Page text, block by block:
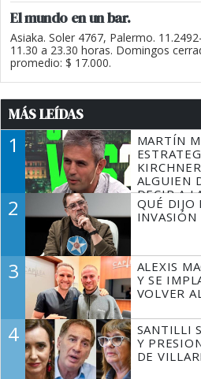
El mundo en un bar.
Asiaka. Soler 4767, Palermo.
11.30 a 23.30 horas. Domingos
promedio: $ 17.000.
MÁS LEÍDAS
1
MARTÍN
ALGUIEN
DECIR A
TIENE
2
QUÉ DIJO
INVASIÓN
3
ALEXIS
Y SE
VOLVER
4
SANTILLI
Y
DE